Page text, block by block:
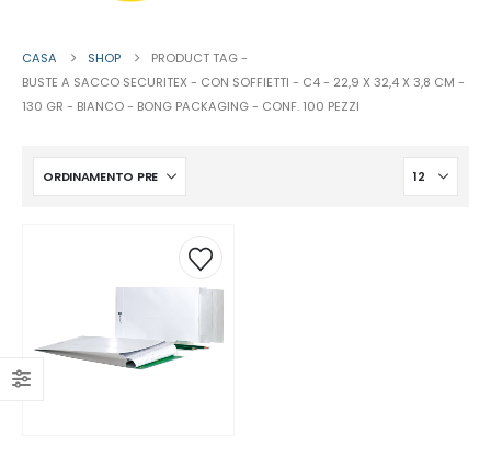
CASA SHOP
PRODUCT TAG -
BUSTE A SACCO SECURITEX - CON SOFFIETTI - C4 - 22,9 X 32,4 X 3,8 CM -
130 GR - BIANCO - BONG PACKAGING - CONF. 100 PEZZI